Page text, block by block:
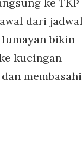
dari jadwal
lumayan bikin
kucingan
membasahi